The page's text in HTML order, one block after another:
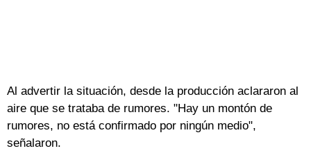
Al advertir la situación, desde la producción aclararon al
aire que se trataba de rumores. "Hay un montón de
rumores, no está confirmado por ningún medio",
señalaron.